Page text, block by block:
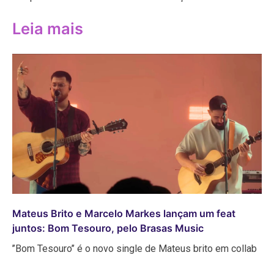
Leia mais
Mateus Brito e Marcelo Markes lançam um feat
juntos: Bom Tesouro, pelo Brasas Music
’’Bom Tesouro’’ é o novo single de Mateus brito em collab